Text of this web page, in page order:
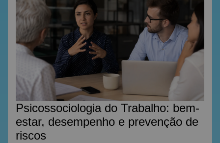
Psicossociologia do Trabalho: bem-
estar, desempenho e prevenção de
riscos